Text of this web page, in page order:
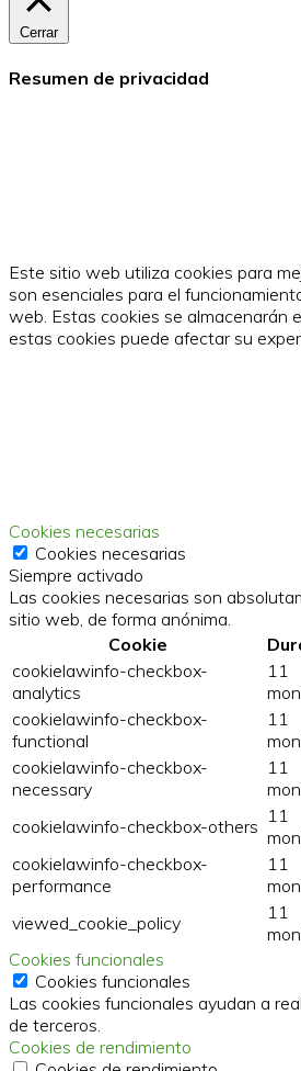
Cerrar
Resumen de privacidad
Este sitio web utiliza cookies para
son esenciales para el
web. Estas cookies se almacenarán
estas cookies puede afectar su
Cookies necesarias
Cookies necesarias
Siempre activado
Las cookies necesarias son
sitio web, de forma anónima.
Cookie
cookielawinfo-checkbox-
analytics
11
cookielawinfo-checkbox-
functional
11
cookielawinfo-checkbox-
necessary
11
cookielawinfo-checkbox-others 11
cookielawinfo-checkbox-
performance
11
viewed_cookie_policy
11
Cookies funcionales
Cookies funcionales
Las cookies funcionales ayudan a
de terceros.
Cookies de rendimiento